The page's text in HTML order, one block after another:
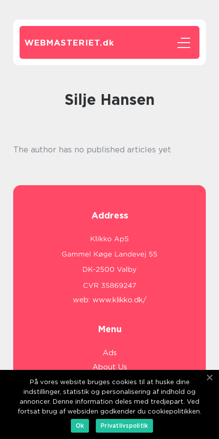
WEBMASTERIET.dk
Silje Hansen
The author has no published articles yet
Address
web: www.klikko.dk/
Menu
Ads
About Us
Cookies
Contact
Sitemap
På vores website bruges cookies til at huske dine
indstillinger, statistik og personalisering af indhold og
annoncer. Denne information deles med tredjepart. Ved
fortsat brug af websiden godkender du cookiepolitikken.
Ok
Privatlivspolitik